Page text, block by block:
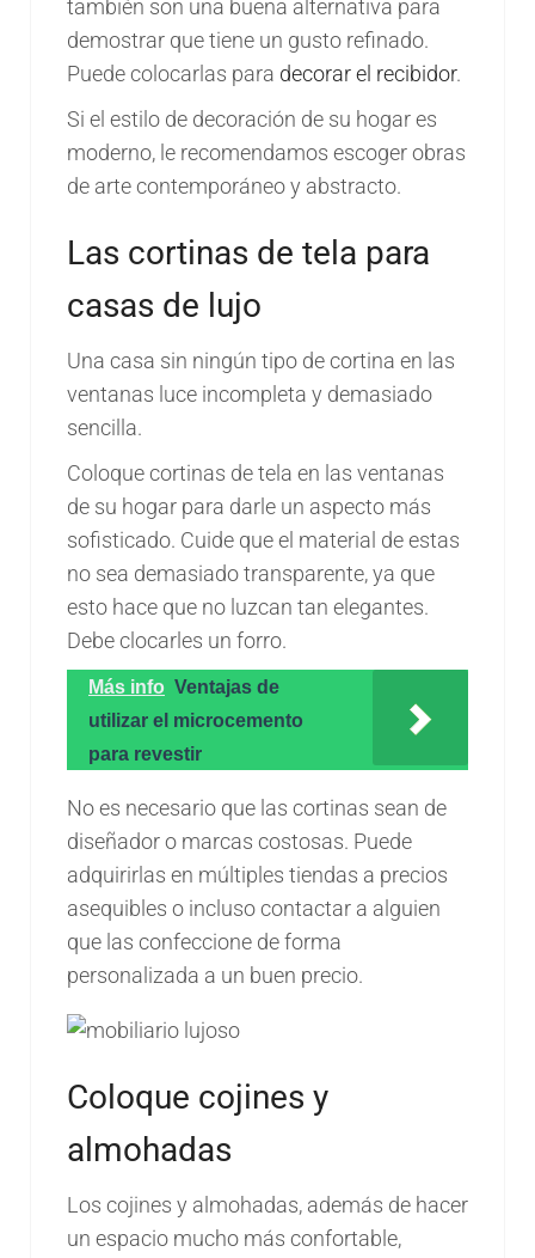
también son una buena alternativa para
demostrar que tiene un gusto refinado.
Puede colocarlas para decorar el recibidor.
Si el estilo de decoración de su hogar es
moderno, le recomendamos escoger obras
de arte contemporáneo y abstracto.
Las cortinas de tela para
casas de lujo
Una casa sin ningún tipo de cortina en las
ventanas luce incompleta y demasiado
sencilla.
Coloque cortinas de tela en las ventanas
de su hogar para darle un aspecto más
sofisticado. Cuide que el material de estas
no sea demasiado transparente, ya que
esto hace que no luzcan tan elegantes.
Debe clocarles un forro.
Más info Ventajas de
utilizar el microcemento
para revestir
No es necesario que las cortinas sean de
diseñador o marcas costosas. Puede
adquirirlas en múltiples tiendas a precios
asequibles o incluso contactar a alguien
que las confeccione de forma
personalizada a un buen precio.
Coloque cojines y
almohadas
Los cojines y almohadas, además de hacer
un espacio mucho más confortable,